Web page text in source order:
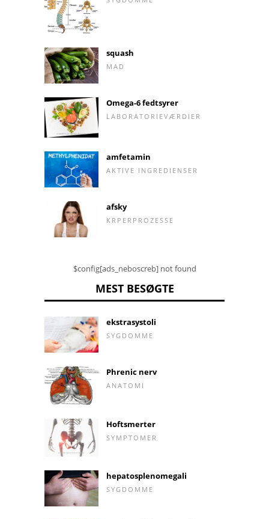
squash
MAD
Omega-6 fedtsyrer
LABORATORIEVÆRDIER
amfetamin
AKTIVE INGREDIENSER
afsky
KRPERPROZESSE
$config[ads_neboscreb] not found
MEST BESØGTE
ekstrasystoli
SYGDOMME
Phrenic nerv
ANATOMI
Hoftsmerter
SYMPTOMER
hepatosplenomegali
SYGDOMME